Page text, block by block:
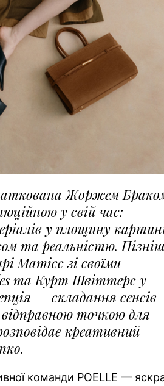
Жоржем
у свій час:
у площину
та реальністю.
Матісс зі своїми
та Курт Швіттерс у
— складання сенсів
точкою для
креативний
команди POELLE —